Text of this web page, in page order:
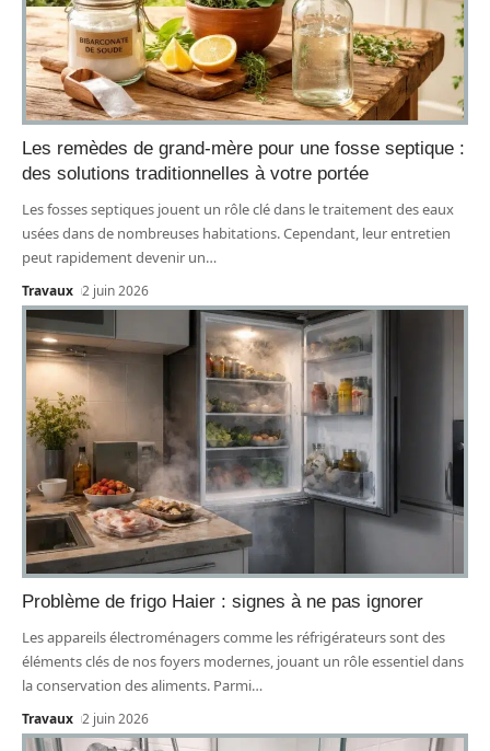
Les remèdes de grand-mère pour une fosse septique :
des solutions traditionnelles à votre portée
Les fosses septiques jouent un rôle clé dans le traitement des eaux
usées dans de nombreuses habitations. Cependant, leur entretien
peut rapidement devenir un…
Travaux 2 juin 2026
Problème de frigo Haier : signes à ne pas ignorer
Les appareils électroménagers comme les réfrigérateurs sont des
éléments clés de nos foyers modernes, jouant un rôle essentiel dans
la conservation des aliments. Parmi…
Travaux 2 juin 2026